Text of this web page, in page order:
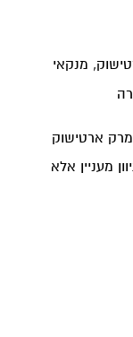
מנקאי
ארטישוק
מעניין אלא